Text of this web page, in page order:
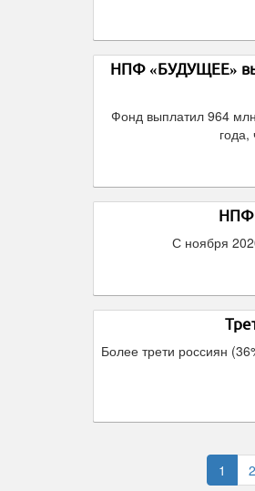
НПФ «БУДУЩЕЕ»
Фонд выплатил 964
НПФ
С ноября
Более трети россиян
1 2